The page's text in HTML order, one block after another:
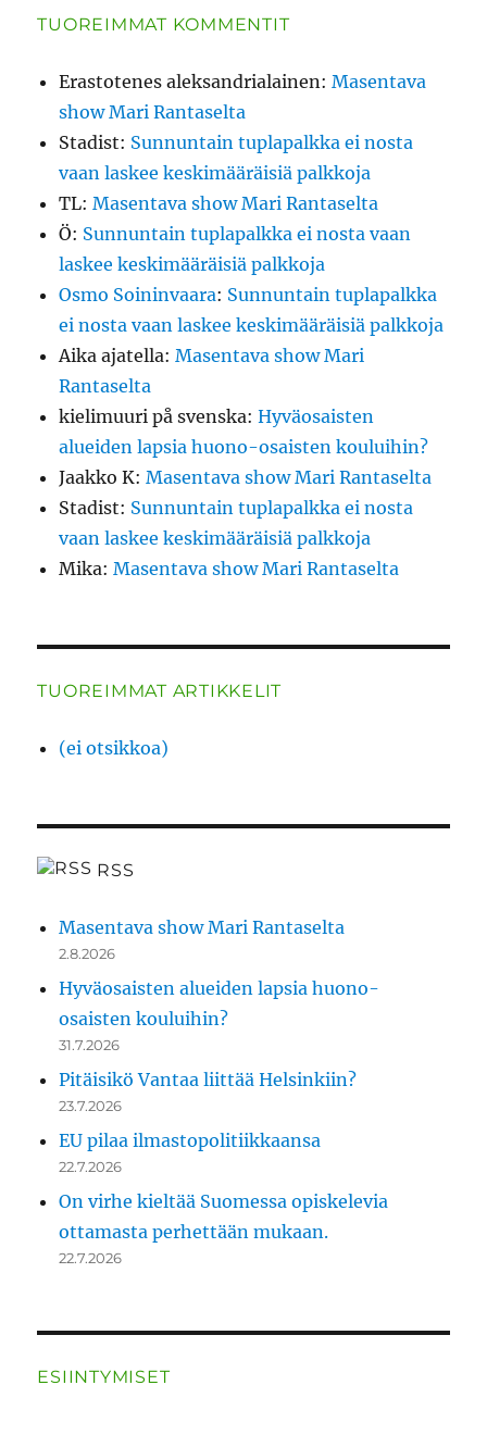
TUOREIMMAT KOMMENTIT
Erastotenes aleksandrialainen:Masentava
show Mari Rantaselta
Stadist: Sunnuntain tuplapalkka ei nosta
vaan laskee keskimääräisiä palkkoja
TL:Masentava show Mari Rantaselta
Ö: Sunnuntain tuplapalkka ei nosta vaan
laskee keskimääräisiä palkkoja
Osmo Soininvaara: Sunnuntain tuplapalkka
ei nosta vaan laskee keskimääräisiä palkkoja
Aika ajatella:Masentava show Mari
Rantaselta
kielimuuri på svenska:Hyväosaisten
alueiden lapsia huono-osaisten kouluihin?
Jaakko K:Masentava show Mari Rantaselta
Stadist: Sunnuntain tuplapalkka ei nosta
vaan laskee keskimääräisiä palkkoja
Mika:Masentava show Mari Rantaselta
TUOREIMMAT ARTIKKELIT
(ei otsikkoa)
RSS
Masentava show Mari Rantaselta
2.8.2026
Hyväosaisten alueiden lapsia huono-
osaisten kouluihin?
31.7.2026
Pitäisikö Vantaa liittää Helsinkiin?
23.7.2026
EU pilaa ilmastopolitiikkaansa
22.7.2026
On virhe kieltää Suomessa opiskelevia
ottamasta perhettään mukaan.
22.7.2026
ESIINTYMISET